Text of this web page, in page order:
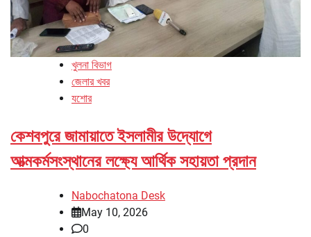
খুলনা বিভাগ
জেলার খবর
যশোর
কেশবপুরে জামায়াতে ইসলামীর উদ্যোগে
আত্মকর্মসংস্থানের লক্ষ্যে আর্থিক সহায়তা প্রদান
Nabochatona Desk
May 10, 2026
0